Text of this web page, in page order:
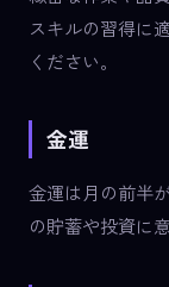
スキルの習得に
ください。
金運
金運は月の前半
の貯蓄や投資に